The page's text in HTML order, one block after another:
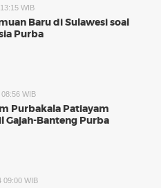
WIB
Baru di Sulawesi soal
Purba
WIB
Purbakala Patiayam
Gajah-Banteng Purba
09:00 WIB